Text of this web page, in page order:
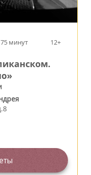
75 минут 12+